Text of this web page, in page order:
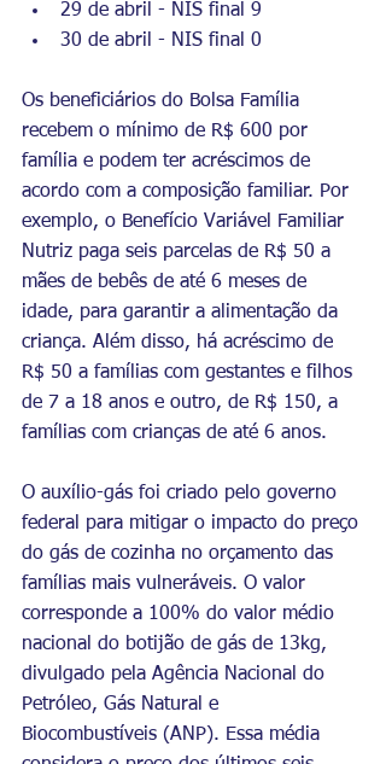
29 de abril - NIS final 9
30 de abril - NIS final 0
Os beneficiários do Bolsa Família
recebem o mínimo de R$ 600 por
família e podem ter acréscimos de
acordo com a composição familiar. Por
exemplo, o Benefício Variável Familiar
Nutriz paga seis parcelas de R$ 50 a
mães de bebês de até 6 meses de
idade, para garantir a alimentação da
criança. Além disso, há acréscimo de
R$ 50 a famílias com gestantes e filhos
de 7 a 18 anos e outro, de R$ 150, a
famílias com crianças de até 6 anos.
O auxílio-gás foi criado pelo governo
federal para mitigar o impacto do preço
do gás de cozinha no orçamento das
famílias mais vulneráveis. O valor
corresponde a 100% do valor médio
nacional do botijão de gás de 13kg,
divulgado pela Agência Nacional do
Petróleo, Gás Natural e
Biocombustíveis (ANP). Essa média